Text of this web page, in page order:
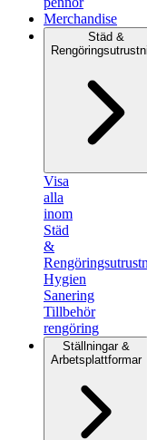
Merchandise
Städ &
Visa
alla
inom
Städ
&
Hygien
Sanering
Tillbehör
rengöring
Ställningar &
Arbetsplattformar